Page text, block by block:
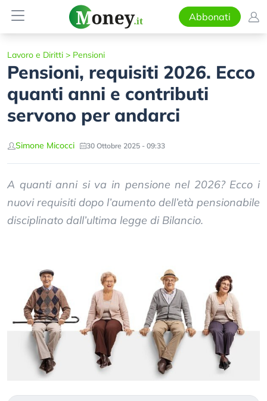
Abbonati
Lavoro e Diritti > Pensioni
Pensioni, requisiti 2026. Ecco
quanti anni e contributi
servono per andarci
Simone Micocci 30 Ottobre 2025 - 09:33
A quanti anni si va in pensione nel 2026? Ecco i
nuovi requisiti dopo l’aumento dell’età pensionabile
disciplinato dall’ultima legge di Bilancio.